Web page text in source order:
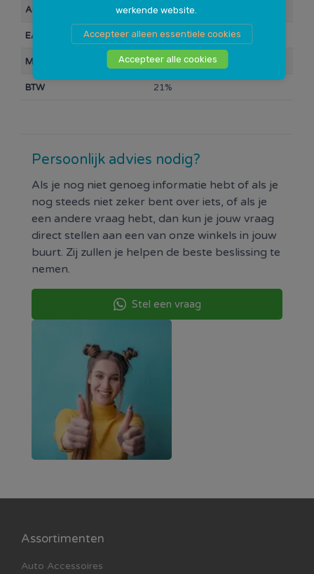
werkende website.
Accepteer alleen essentiele cookies
Accepteer alle cookies
Deze lamp is voorzien van een sensor welke
licht/donker registreert in combinatie met
beweging. Je hoeft de lamp dus niet zelf aan/uit te
zetten, dit gaat automatisch. Zo vergeet je nooit je
koplamp, ben je altijd goed zichtbaar en voorkom
je boetes.
Artikelnummer 106699
EAN Barcode 8714868034849
Merk Lynx
BTW 21%
Persoonlijk advies nodig?
Als je nog niet genoeg informatie hebt of als je
nog steeds niet zeker bent over iets, of als je
een andere vraag hebt, dan kun je jouw vraag
direct stellen aan een van onze winkels in jouw
buurt. Zij zullen je helpen de beste beslissing te
nemen.
Stel een vraag
Assortimenten
Auto Accessoires